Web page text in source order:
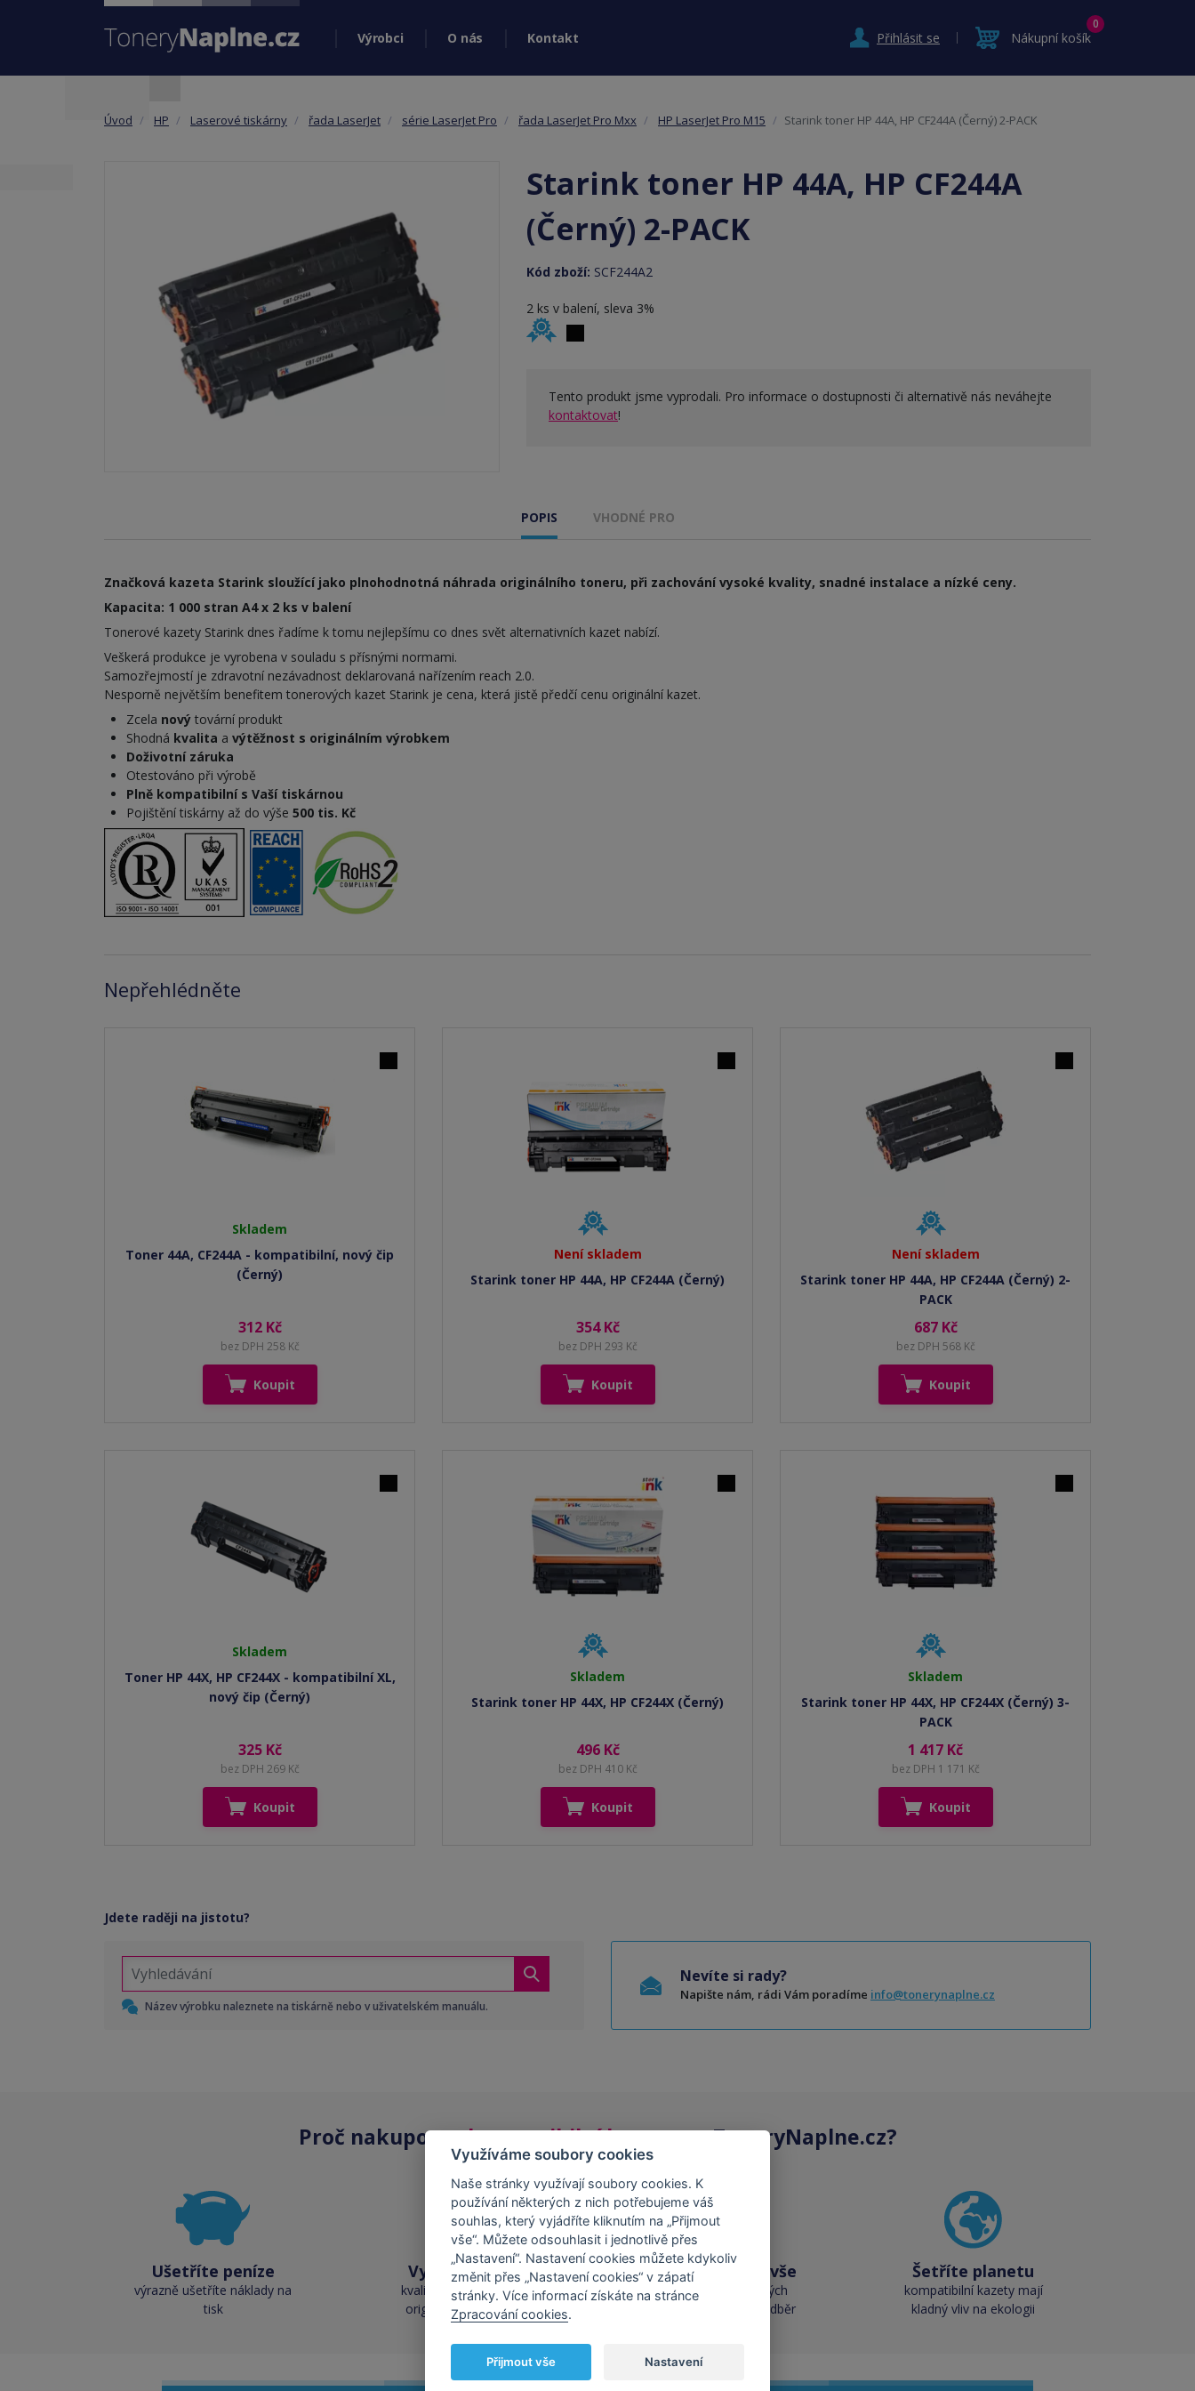
Výrobci O nás Kontakt Přihlásit se Nákupní košík
0
Úvod HP Laserové tiskárny řada LaserJet série LaserJet Pro řada LaserJet Pro Mxx HP LaserJet Pro M15 Starink toner HP 44A, HP CF244A (Černý) 2-PACK
Starink toner HP 44A, HP CF244A
(Černý) 2-PACK
Kód zboží: SCF244A2
2 ks v balení, sleva 3%
Tento produkt jsme vyprodali. Pro informace o dostupnosti či alternativě nás neváhejte
kontaktovat!
POPIS VHODNÉ PRO
Značková kazeta Starink sloužící jako plnohodnotná náhrada originálního toneru, při zachování vysoké kvality, snadné instalace a nízké ceny.
Kapacita: 1 000 stran A4 x 2 ks v balení
Tonerové kazety Starink dnes řadíme k tomu nejlepšímu co dnes svět alternativních kazet nabízí.
Veškerá produkce je vyrobena v souladu s přísnými normami.
Samozřejmostí je zdravotní nezávadnost deklarovaná nařízením reach 2.0.
Nesporně největším benefitem tonerových kazet Starink je cena, která jistě předčí cenu originální kazet.
Zcela nový tovární produkt
Shodná kvalita a výtěžnost s originálním výrobkem
Doživotní záruka
Otestováno při výrobě
Plně kompatibilní s Vaší tiskárnou
Pojištění tiskárny až do výše 500 tis. Kč
Nepřehlédněte
Skladem
Toner 44A, CF244A - kompatibilní, nový čip
(Černý)
312 Kč
bez DPH 258 Kč
Koupit
Není skladem
Starink toner HP 44A, HP CF244A (Černý)
354 Kč
bez DPH 293 Kč
Koupit
Není skladem
Starink toner HP 44A, HP CF244A (Černý) 2-
PACK
687 Kč
bez DPH 568 Kč
Koupit
Skladem
Toner HP 44X, HP CF244X - kompatibilní XL,
nový čip (Černý)
325 Kč
bez DPH 269 Kč
Koupit
Skladem
Starink toner HP 44X, HP CF244X (Černý)
496 Kč
bez DPH 410 Kč
Koupit
Skladem
Starink toner HP 44X, HP CF244X (Černý) 3-
PACK
1 417 Kč
bez DPH 1 171 Kč
Koupit
Jdete raději na jistotu?
Název výrobku naleznete na tiskárně nebo v uživatelském manuálu.
Nevíte si rady?
Napište nám, rádi Vám poradíme info@tonerynaplne.cz
Proč nakupovatkompatibilní kazetyna ToneryNaplne.cz?
Ušetříte peníze
výrazně ušetříte náklady na
tisk
Vysoká kvalita
kvalita je srovnatelná s
originálními náplněmi
Skladem téměř vše
přes 50 000 skladových
zásob pro okamžitý odběr
Šetříte planetu
kompatibilní kazety mají
kladný vliv na ekologii
Využíváme soubory cookies
Naše stránky využívají soubory cookies. K
používání některých z nich potřebujeme váš
souhlas, který vyjádříte kliknutím na „Přijmout
vše“. Můžete odsouhlasit i jednotlivě přes
„Nastavení“. Nastavení cookies můžete kdykoliv
změnit přes „Nastavení cookies“ v zápatí
stránky. Více informací získáte na stránce
Zpracování cookies.
Přijmout vše Nastavení